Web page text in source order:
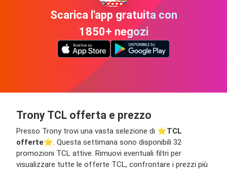
Scarica l'app gratuita con
1850+ negozi
Trony TCL offerta e prezzo
Presso Trony trovi una vasta selezione di ⭐️TCL
offerte⭐️. Questa settimana sono disponibili 32
promozioni TCL attive. Rimuovi eventuali filtri per
visualizzare tutte le offerte TCL, confrontare i prezzi più